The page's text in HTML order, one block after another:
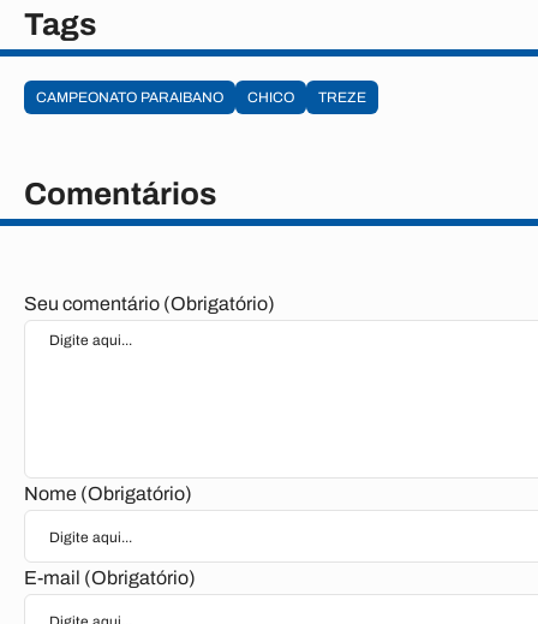
Tags
CAMPEONATO PARAIBANO CHICO TREZE
Comentários
Seu comentário (Obrigatório)
Nome (Obrigatório)
E-mail (Obrigatório)